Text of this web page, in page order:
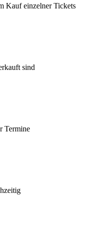
Kauf einzelner Tickets
sind
Termine